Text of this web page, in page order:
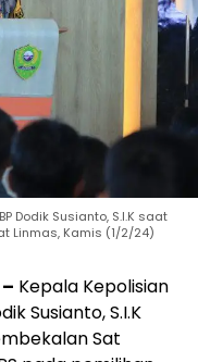
Dodik Susianto, S.I.K saat
Linmas, Kamis (1/2/24)
Kepala Kepolisian
Susianto, S.I.K
Sat